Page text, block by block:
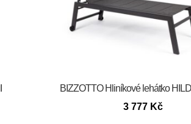
BIZZOTTO Hliníkové lehátko
3 777 Kč